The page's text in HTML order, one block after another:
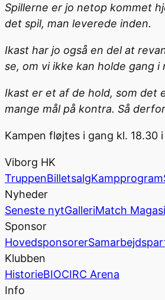
Spillerne er jo netop kommet
det spil, man leverede inden.
Ikast har jo også en del at
se, om vi ikke kan holde gang
Ikast er et af de hold, som det
mange mål på kontra. Så
Kampen fløjtes i gang kl. 18.30
Viborg HK
TruppenBilletsalgKampprogram
Nyheder
Seneste nytGalleriMatch
Sponsor
Hovedsponsorer
Klubben
HistorieBIOCIRC Arena
Info